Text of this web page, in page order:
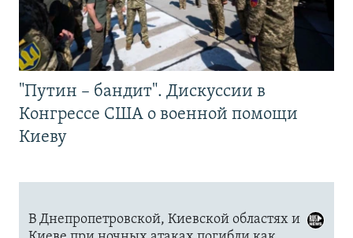
"Путин – бандит". Дискуссии в
Конгрессе США о военной помощи
Киеву